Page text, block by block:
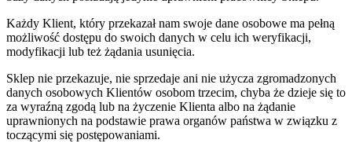
Każdy Klient, który przekazał nam swoje dane osobowe ma pełną
możliwość dostępu do swoich danych w celu ich weryfikacji,
modyfikacji lub też żądania usunięcia.
Sklep nie przekazuje, nie sprzedaje ani nie użycza zgromadzonych
danych osobowych Klientów osobom trzecim, chyba że dzieje się to
za wyraźną zgodą lub na życzenie Klienta albo na żądanie
uprawnionych na podstawie prawa organów państwa w związku z
toczącymi się postępowaniami.